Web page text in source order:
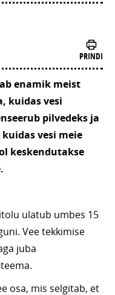
PRINDI
enamik meist
kuidas vesi
pilvedeks ja
vesi meie
keskendutakse
ulatub umbes 15
Vee tekkimise
juba
osa, mis selgitab, et